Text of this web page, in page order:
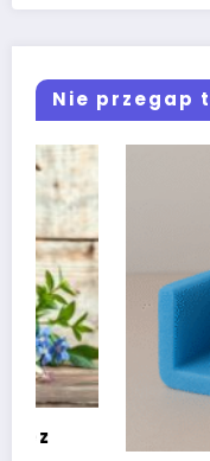
Nie przegap